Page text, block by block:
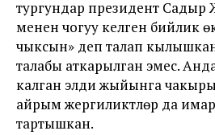
тургундар президент
менен чогуу келген бийлик
чыксын» деп талап
талабы аткарылган эмес.
калган элди жыйынга
айрым жергиликтүүлөр да
тартышкан.